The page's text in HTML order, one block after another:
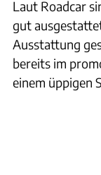
Laut Roadcar
gut
Ausstattung
bereits im
einem üppigen